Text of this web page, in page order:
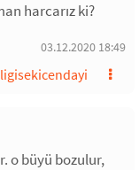
harcarız ki?
03.12.2020 18:49
o büyü bozulur,